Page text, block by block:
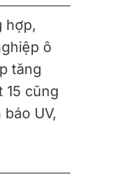
hợp,
ô
tăng
15 cũng
UV,